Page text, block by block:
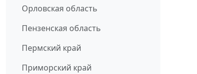
Орловская область
Пензенская область
Пермский край
Приморский край